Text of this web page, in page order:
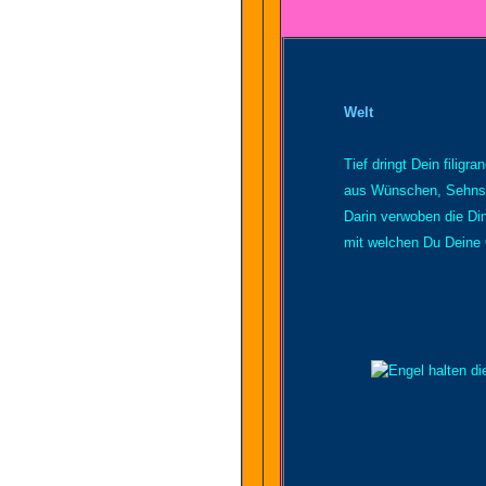
Welt
Tief dringt Dein
aus Wünschen,
Darin verwoben die
mit welchen Du